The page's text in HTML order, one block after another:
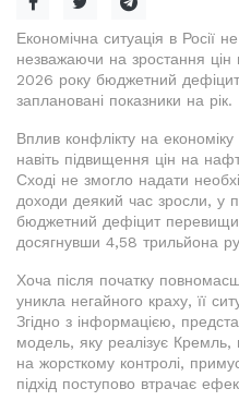
Економічна ситуація в Росії
незважаючи на зростання
2026 року бюджетний
заплановані показники на рік.
Вплив конфлікту на економіку
навіть підвищення цін на
Сході не змогло надати
доходи деякий час зросли, у
бюджетний дефіцит
досягнувши 4,58 трильйона
Хоча після початку
уникла негайного краху, її
Згідно з інформацією,
модель, яку реалізує Кремль,
на жорсткому контролі,
підхід поступово втрачає